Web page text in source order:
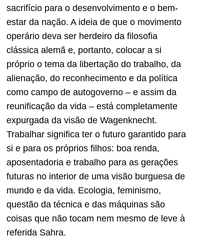
sacrifício para o desenvolvimento e o bem-
estar da nação. A ideia de que o movimento
operário deva ser herdeiro da filosofia
clássica alemã e, portanto, colocar a si
próprio o tema da libertação do trabalho, da
alienação, do reconhecimento e da política
como campo de autogoverno – e assim da
reunificação da vida – está completamente
expurgada da visão de Wagenknecht.
Trabalhar significa ter o futuro garantido para
si e para os próprios filhos: boa renda,
aposentadoria e trabalho para as gerações
futuras no interior de uma visão burguesa de
mundo e da vida. Ecologia, feminismo,
questão da técnica e das máquinas são
coisas que não tocam nem mesmo de leve à
referida Sahra.